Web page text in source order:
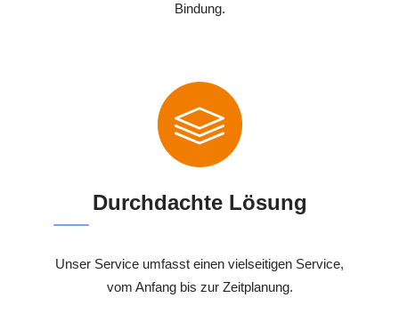
Bindung.
Durchdachte Lösung
Unser Service umfasst einen vielseitigen Service,
vom Anfang bis zur Zeitplanung.